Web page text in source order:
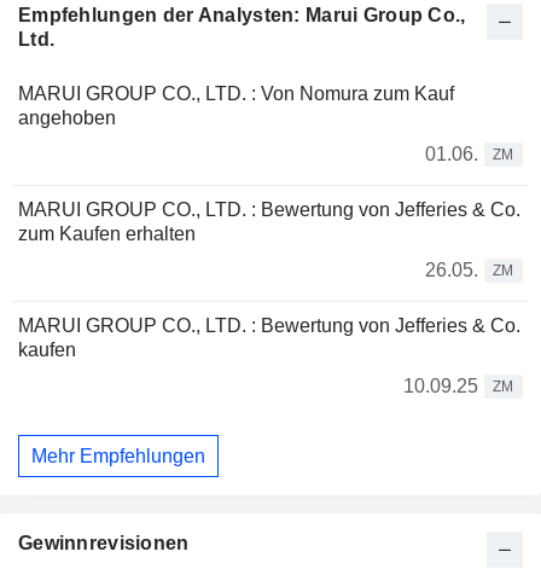
Empfehlungen der Analysten: Marui Group Co.,
Ltd.
MARUI GROUP CO., LTD. : Von Nomura zum Kauf
angehoben
01.06.
ZM
MARUI GROUP CO., LTD. : Bewertung von Jefferies & Co.
zum Kaufen erhalten
26.05.
ZM
MARUI GROUP CO., LTD. : Bewertung von Jefferies & Co.
kaufen
10.09.25
ZM
Mehr Empfehlungen
Gewinnrevisionen